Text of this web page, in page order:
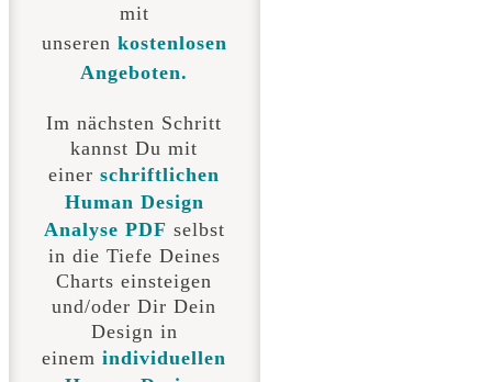
mit
unseren kostenlosen
Angeboten.
Im nächsten Schritt
kannst Du mit
einerschriftlichen
Human Design
Analyse PDF selbst
in die Tiefe Deines
Charts einsteigen
und/oder Dir Dein
Design in
einemindividuellen